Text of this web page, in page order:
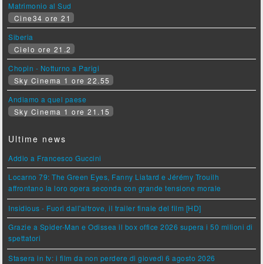
Matrimonio al Sud
Cine34 ore 21
Siberia
Cielo ore 21.2
Chopin - Notturno a Parigi
Sky Cinema 1 ore 22.55
Andiamo a quel paese
Sky Cinema 1 ore 21.15
Ultime news
Addio a Francesco Guccini
Locarno 79: The Green Eyes, Fanny Liatard e Jérémy Trouilh
affrontano la loro opera seconda con grande tensione morale
Insidious - Fuori dall'altrove, il trailer finale del film [HD]
Grazie a Spider-Man e Odissea il box office 2026 supera i 50 milioni di
spettatori
Stasera in tv: i film da non perdere di giovedì 6 agosto 2026